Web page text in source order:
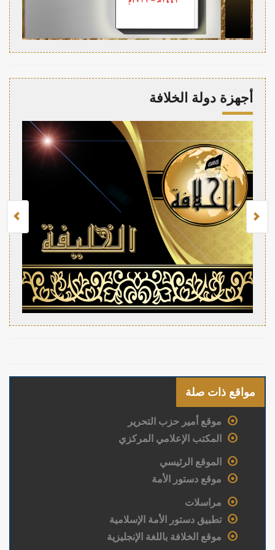
أجهزة دولة الخلافة
مواقع ذات صلة
موقع أمير حزب التحرير
المكتب الإعلامي المركزي
الموقع الرئيسي
موقع دستور الأمة
مراسلات
تطبيق دستور الأمة الإسلامية
موقع الخلافة باللغة الإنجليزية